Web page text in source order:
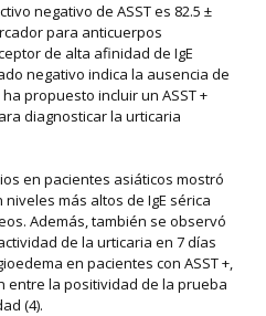
negativo de ASST es 82.5 ±
para anticuerpos
de alta afinidad de IgE
negativo indica la ausencia de
propuesto incluir un ASST +
diagnosticar la urticaria
en pacientes asiáticos mostró
niveles más altos de IgE sérica
Además, también se observó
de la urticaria en 7 días
en pacientes con ASST +,
entre la positividad de la prueba
(4).